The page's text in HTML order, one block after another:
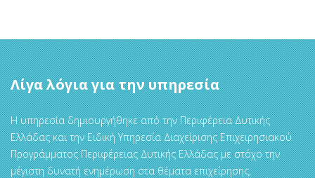
Λίγα λόγια για την υπηρεσία
Η υπηρεσία δημιουργήθηκε από την Περιφέρεια Δυτικής
Ελλάδας και την Ειδική Υπηρεσία Διαχείρισης Επιχειρησιακού
Προγράμματος Περιφέρειας Δυτικής Ελλάδας με στόχο την
μέγιστη δυνατή ενημέρωση στα θέματα επιχείρησης,